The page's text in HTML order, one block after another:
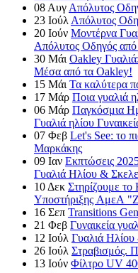
08 Αυγ Απόλυτος
23 Ιούλ Απόλυτος
20 Ιούν Μοντέρνα
Απόλυτος Οδηγός
30 Μάι Oakley
Μέσα από τα Oakley!
15 Μάι Τα καλύτερα
17 Μάρ Ποια γυαλιά
06 Μάρ Παγκόσμια
Γυαλιά ηλίου
07 Φεβ Let's See: το
Μαρκάκης
09 Ιαν Εκπτώσεις
Γυαλιά Ηλίου &
10 Δεκ Στηρίζουμε το
Υποστήριξης ΑμεΑ
16 Σεπ Transitions
21 Φεβ Γυναικεία
12 Ιούλ Γυαλιά Ηλίου
26 Ιούλ Στραβισμός.
13 Ιούν Φίλτρο UV